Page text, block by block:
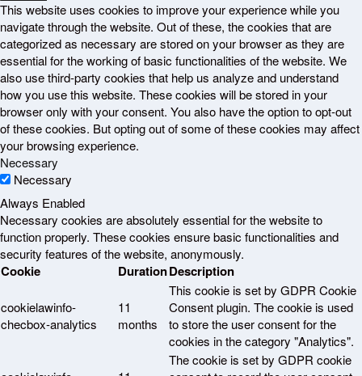
This website uses cookies to improve your experience while you
navigate through the website. Out of these, the cookies that are
categorized as necessary are stored on your browser as they are
essential for the working of basic functionalities of the website. We
also use third-party cookies that help us analyze and understand
how you use this website. These cookies will be stored in your
browser only with your consent. You also have the option to opt-out
of these cookies. But opting out of some of these cookies may affect
your browsing experience.
Necessary
Necessary
Always Enabled
Necessary cookies are absolutely essential for the website to
function properly. These cookies ensure basic functionalities and
security features of the website, anonymously.
Cookie DurationDescription
cookielawinfo-
checbox-analytics
11
months
This cookie is set by GDPR Cookie
Consent plugin. The cookie is used
to store the user consent for the
cookies in the category "Analytics".
The cookie is set by GDPR cookie